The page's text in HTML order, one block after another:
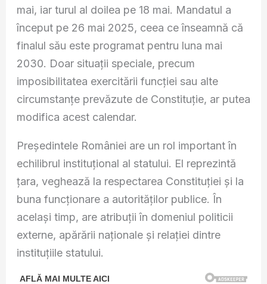
mai, iar turul al doilea pe 18 mai. Mandatul a
început pe 26 mai 2025, ceea ce înseamnă că
finalul său este programat pentru luna mai
2030. Doar situații speciale, precum
imposibilitatea exercitării funcției sau alte
circumstanțe prevăzute de Constituție, ar putea
modifica acest calendar.
Președintele României are un rol important în
echilibrul instituțional al statului. El reprezintă
țara, veghează la respectarea Constituției și la
buna funcționare a autorităților publice. În
același timp, are atribuții în domeniul politicii
externe, apărării naționale și relației dintre
instituțiile statului.